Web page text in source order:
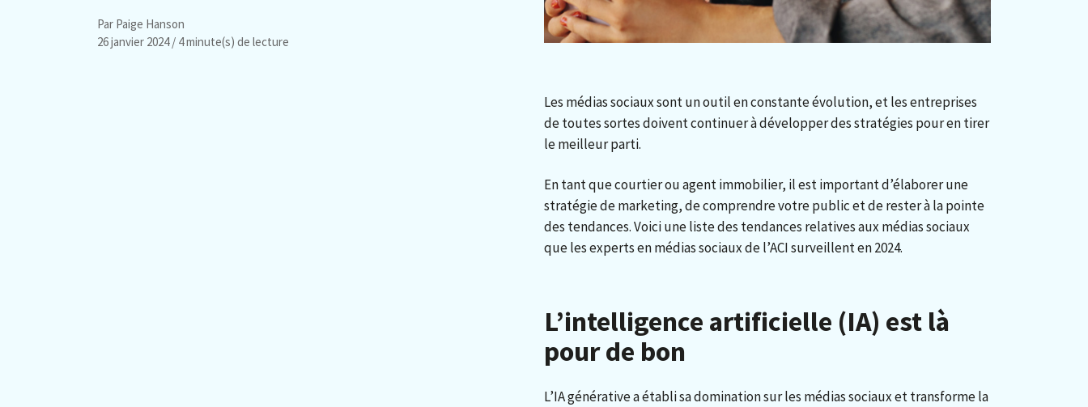
Par Paige Hanson
26 janvier 2024/ 4 minute(s) de lecture
Les médias sociaux sont un outil en constante évolution, et les entreprises
de toutes sortes doivent continuer à développer des stratégies pour en tirer
le meilleur parti.
En tant que courtier ou agent immobilier, il est important d’élaborer une
stratégie de marketing, de comprendre votre public et de rester à la pointe
des tendances. Voici une liste des tendances relatives aux médias sociaux
que les experts en médias sociaux de l’ACI surveillent en 2024.
L’intelligence artificielle (IA) est là
pour de bon
L’IA générative a établi sa domination sur les médias sociaux et transforme la